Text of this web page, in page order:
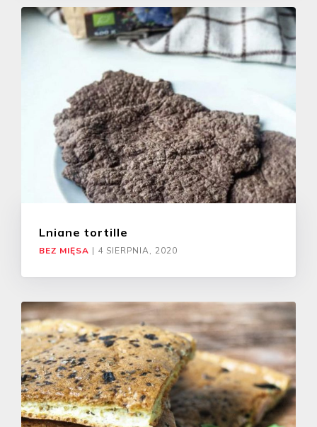
Lniane tortille
BEZ MIĘSA | 4 SIERPNIA, 2020